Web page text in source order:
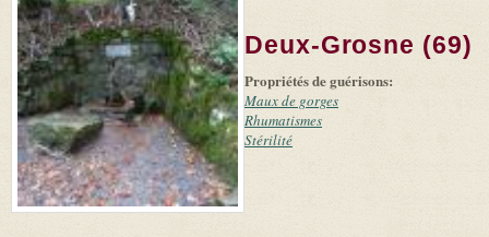
-
Tiles
(link is
external)
©
Microsoft
and
suppliers
Deux-Grosne (69)
Propriétés de guérisons:
Maux de gorges
Rhumatismes
Stérilité